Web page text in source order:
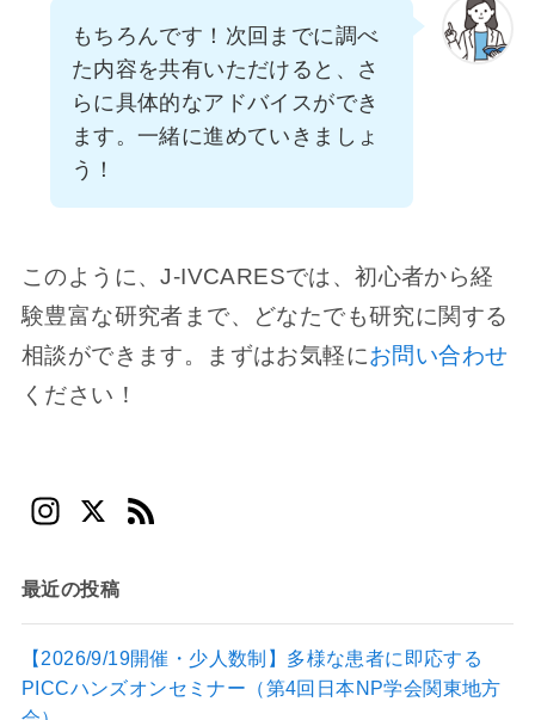
もちろんです！次回までに調べ
た内容を共有いただけると、さ
らに具体的なアドバイスができ
ます。一緒に進めていきましょ
う！
このように、J-IVCARESでは、初心者から経
験豊富な研究者まで、どなたでも研究に関する
相談ができます。まずはお気軽にお問い合わせ
ください！
In
a
gr
a
m
X
d
最近の投稿
【2026/9/19開催・少人数制】多様な患者に即応する
PICCハンズオンセミナー（第4回日本NP学会関東地方